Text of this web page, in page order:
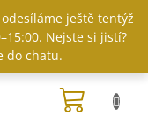
ještě tentýž
Nejste si jistí?
do chatu.